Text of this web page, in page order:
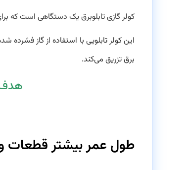
کولر گازی تابلوبرق یک دستگاهی است که
این کولر تابلویی با استفاده از گاز
برق تزریق می‌کند.
هدف
طول عمر بیشتر قطعات و